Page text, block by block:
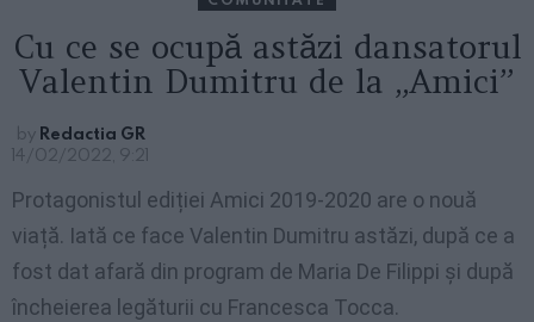
Cu ce se ocupă astăzi dansatorul
Valentin Dumitru de la „Amici”
by Redactia GR
14/02/2022, 9:21
Protagonistul ediției Amici 2019-2020 are o nouă
viață. Iată ce face Valentin Dumitru astăzi, după ce a
fost dat afară din program de Maria De Filippi și după
încheierea legăturii cu Francesca Tocca.